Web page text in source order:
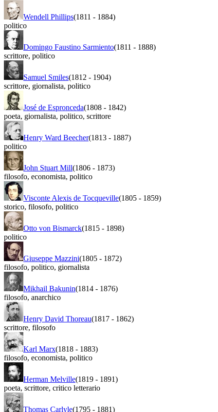
Wendell Phillips(1811 - 1884)
politico
Domingo Faustino Sarmiento(1811 - 1888)
scrittore, politico
Samuel Smiles(1812 - 1904)
scrittore, giornalista, politico
José de Espronceda(1808 - 1842)
poeta, giornalista, politico, scrittore
Henry Ward Beecher(1813 - 1887)
politico
John Stuart Mill(1806 - 1873)
filosofo, economista, politico
Visconte Alexis de Tocqueville(1805 - 1859)
storico, filosofo, politico
Otto von Bismarck(1815 - 1898)
politico
Giuseppe Mazzini(1805 - 1872)
filosofo, politico, giornalista
Mikhail Bakunin(1814 - 1876)
filosofo, anarchico
Henry David Thoreau(1817 - 1862)
scrittore, filosofo
Karl Marx(1818 - 1883)
filosofo, economista, politico
Herman Melville(1819 - 1891)
poeta, scrittore, critico letterario
Thomas Carlyle(1795 - 1881)